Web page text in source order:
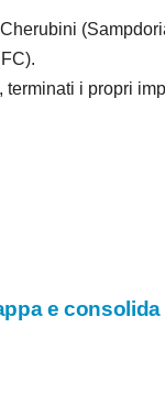
i propri
e